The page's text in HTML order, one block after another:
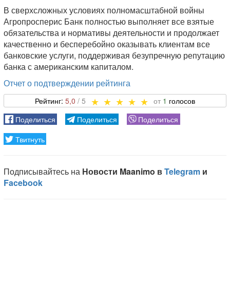
В сверхсложных условиях полномасштабной войны
Агропросперис Банк полностью выполняет все взятые
обязательства и нормативы деятельности и продолжает
качественно и бесперебойно оказывать клиентам все
банковские услуги, поддерживая безупречную репутацию
банка с американским капиталом.
Отчет о подтверждении рейтинга
5,0 1